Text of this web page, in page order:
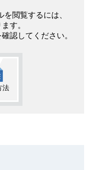
を閲覧するには、
す。
認してください。
法